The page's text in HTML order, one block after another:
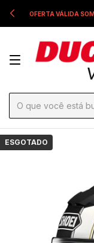
OFERTA VÁLIDA
ESGOTADO